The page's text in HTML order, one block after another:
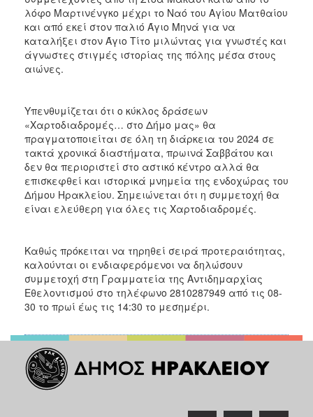
ΔΗΜΟΤΗΣ
ΕΠΙΣΚΕΠΤΗΣ
ΗΡΑΚΛΕΙΟ
λόφο Μαρτινένγκο μέχρι το Ναό του Αγίου Ματθαίου
και από εκεί στον παλιό Άγιο Μηνά για να
καταλήξει στον Άγιο Τίτο μιλώντας για γνωστές και
άγνωστες στιγμές ιστορίας της πόλης μέσα στους
αιώνες.
Υπενθυμίζεται ότι ο κύκλος δράσεων
«Χαρτοδιαδρομές… στο Δήμο μας» θα
πραγματοποιείται σε όλη τη διάρκεια του 2024 σε
τακτά χρονικά διαστήματα, πρωινά Σαββάτου και
δεν θα περιοριστεί στο αστικό κέντρο αλλά θα
επισκεφθεί και ιστορικά μνημεία της ενδοχώρας του
Δήμου Ηρακλείου. Σημειώνεται ότι η συμμετοχή θα
είναι ελεύθερη για όλες τις Χαρτοδιαδρομές.
Καθώς πρόκειται να τηρηθεί σειρά προτεραιότητας,
καλούνται οι ενδιαφερόμενοι να δηλώσουν
συμμετοχή στη Γραμματεία της Αντιδημαρχίας
Εθελοντισμού στο τηλέφωνο 2810287949 από τις 08-
30 το πρωί έως τις 14:30 το μεσημέρι.